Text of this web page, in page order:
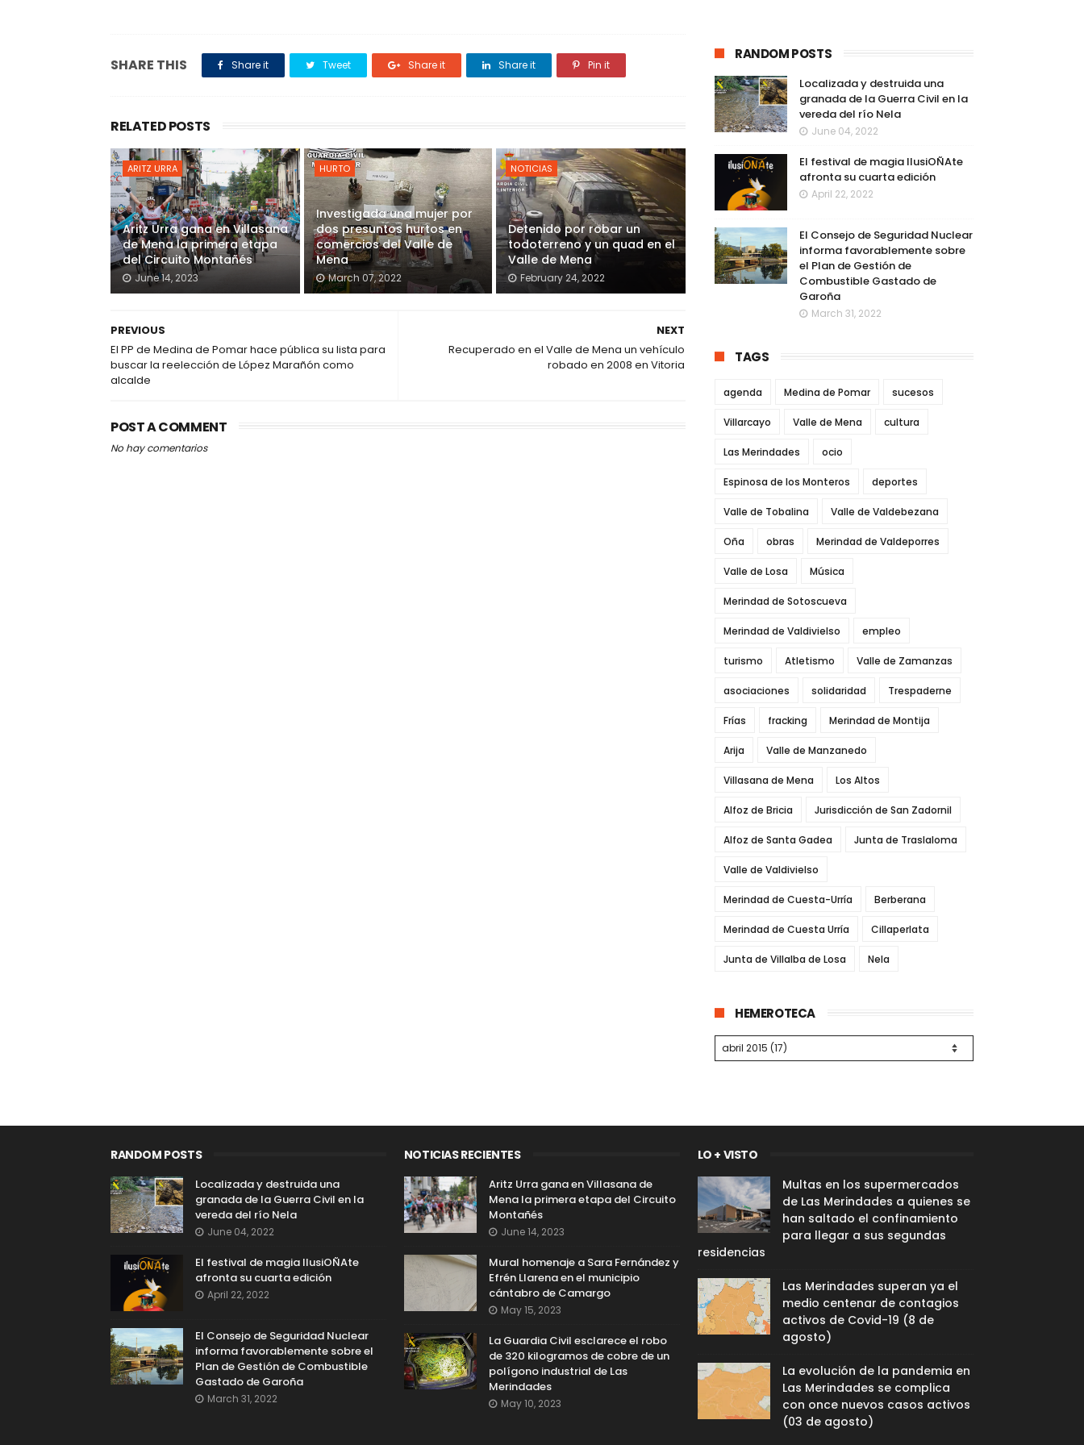
SHARE THIS Share it Tweet Share it Share it Pin it
RELATED POSTS
ARITZ URRA
Aritz Urra gana en Villasana
de Mena la primera etapa
del Circuito Montañés
June 14, 2023
HURTO
Investigada una mujer por
dos presuntos hurtos en
comercios del Valle de
Mena
March 07, 2022
NOTICIAS
Detenido por robar un
todoterreno y un quad en el
Valle de Mena
February 24, 2022
NEXT
Recuperado en el Valle de Mena un vehículo
robado en 2008 en Vitoria
PREVIOUS
El PP de Medina de Pomar hace pública su lista para
buscar la reelección de López Marañón como
alcalde
POST A COMMENT
No hay comentarios
RANDOM POSTS
Localizada y destruida una
granada de la Guerra Civil en la
vereda del río Nela
June 04, 2022
El festival de magia IlusiOÑAte
afronta su cuarta edición
April 22, 2022
El Consejo de Seguridad Nuclear
informa favorablemente sobre
el Plan de Gestión de
Combustible Gastado de
Garoña
March 31, 2022
TAGS
agenda Medina de Pomar sucesos
Villarcayo Valle de Mena cultura
Las Merindades ocio
Espinosa de los Monteros deportes
Valle de Tobalina Valle de Valdebezana
Oña obras Merindad de Valdeporres
Valle de Losa Música
Merindad de Sotoscueva
Merindad de Valdivielso empleo
turismo Atletismo Valle de Zamanzas
asociaciones solidaridad Trespaderne
Frías fracking Merindad de Montija
Arija Valle de Manzanedo
Villasana de Mena Los Altos
Alfoz de Bricia Jurisdicción de San Zadornil
Alfoz de Santa Gadea Junta de Traslaloma
Valle de Valdivielso
Merindad de Cuesta-Urría Berberana
Merindad de Cuesta Urría Cillaperlata
Junta de Villalba de Losa Nela
HEMEROTECA
RANDOM POSTS
Localizada y destruida una
granada de la Guerra Civil en la
vereda del río Nela
June 04, 2022
El festival de magia IlusiOÑAte
afronta su cuarta edición
April 22, 2022
El Consejo de Seguridad Nuclear
informa favorablemente sobre el
Plan de Gestión de Combustible
Gastado de Garoña
March 31, 2022
NOTICIAS RECIENTES
Aritz Urra gana en Villasana de
Mena la primera etapa del Circuito
Montañés
June 14, 2023
Mural homenaje a Sara Fernández y
Efrén Llarena en el municipio
cántabro de Camargo
May 15, 2023
La Guardia Civil esclarece el robo
de 320 kilogramos de cobre de un
polígono industrial de Las
Merindades
May 10, 2023
LO + VISTO
Multas en los supermercados
de Las Merindades a quienes se
han saltado el confinamiento
para llegar a sus segundas
residencias
Las Merindades superan ya el
medio centenar de contagios
activos de Covid-19 (8 de
agosto)
La evolución de la pandemia en
Las Merindades se complica
con once nuevos casos activos
(03 de agosto)